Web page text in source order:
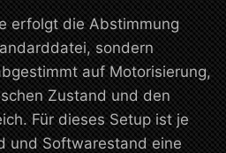
erfolgt die Abstimmung
sondern
auf Motorisierung,
Zustand und den
Für dieses Setup ist je
und Softwarestand eine